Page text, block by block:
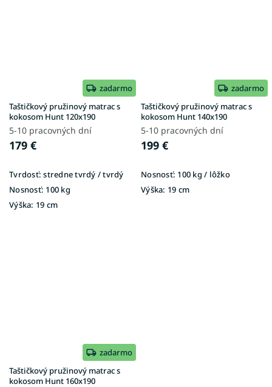
zadarmo
Taštičkový pružinový matrac s
kokosom Hunt 120x190
5-10 pracovných dní
179 €
Tvrdosť: stredne tvrdý / tvrdý
Nosnosť: 100 kg
Výška: 19 cm
zadarmo
Taštičkový pružinový matrac s
kokosom Hunt 140x190
5-10 pracovných dní
199 €
Nosnosť: 100 kg / lôžko
Výška: 19 cm
zadarmo
Taštičkový pružinový matrac s
kokosom Hunt 160x190